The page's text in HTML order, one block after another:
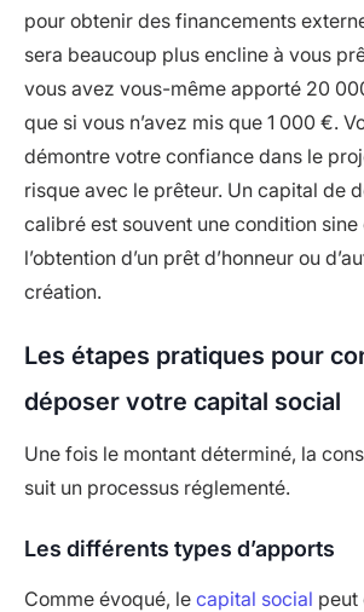
pour obtenir des financements
sera beaucoup plus encline à vous
vous avez vous-même apporté 20
que si vous n’avez mis que 1 000 €.
démontre votre confiance dans le
risque avec le prêteur. Un capital de
calibré est souvent une condition sine
l’obtention d’un prêt d’honneur ou
création.
Les étapes pratiques pour
déposer votre capital social
Une fois le montant déterminé, la
suit un processus réglementé.
Les différents types d’apports
Comme évoqué, le capital social peut